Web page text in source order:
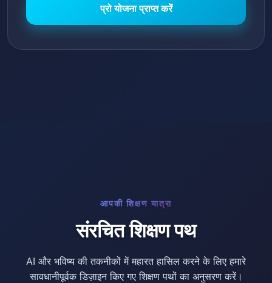
प्रो योजना प्राप्त करें
आपकी शिक्षण यात्रा
संरचित शिक्षण पथ
AI और भविष्य की तकनीकों में महारत हासिल करने के लिए हमारे
सावधानीपूर्वक डिज़ाइन किए गए शिक्षण पथों का अनुसरण करें।